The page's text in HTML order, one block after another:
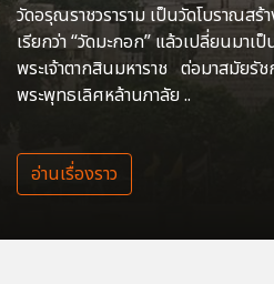
วัดอรุณราชวราราม เป็นวัดโบราณส
เรียกว่า “วัดมะกอก” แล้วเปลี่ยนมาเ
พระเจ้าตากสินมหาราช ต่อมาสมัยรั
พระพุทธเลิศหล้านภาลัย ..
อ่านเรื่องราว